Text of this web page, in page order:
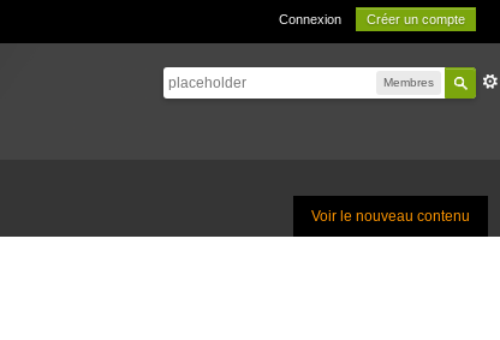
Connexion Créer un compte
Membres
Voir le nouveau contenu